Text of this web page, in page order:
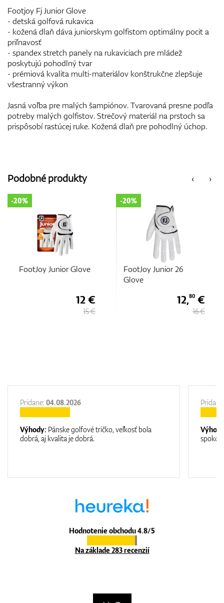
Footjoy Fj Junior Glove
- detská golfová rukavica
- kožená dlaň dáva juniorskym golfistom optimálny pocit a
priľnavosť
- spandex stretch panely na rukaviciach pre mládež
poskytujú pohodlný tvar
- prémiová kvalita multi-materiálov konštrukčne zlepšuje
všestranný výkon
Jasná voľba pre malých šampiónov. Tvarovaná presne podľa
potreby malých golfistov. Strečový materiál na prstoch sa
prispôsobí rastúcej ruke. Kožená dlaň pre pohodlný úchop.
‹
Podobné produkty ›
FootJoy Junior 26
12,
FootJoy Junior 26
12,
Hodnotenie obchodu 4.8/5
Na základe 283 recenzií
Pridane: 04.08.2026
Výhody: Pánske golfové tričko, veľkosť bola
dobrá, aj kvalita je dobrá.